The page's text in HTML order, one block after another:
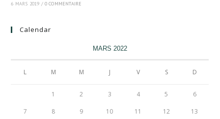
6 MARS 2019 / 0 COMMENTAIRE
Calendar
MARS 2022
L M M J V S D
1 2 3 4 5 6
7 8 9 10 11 12 13